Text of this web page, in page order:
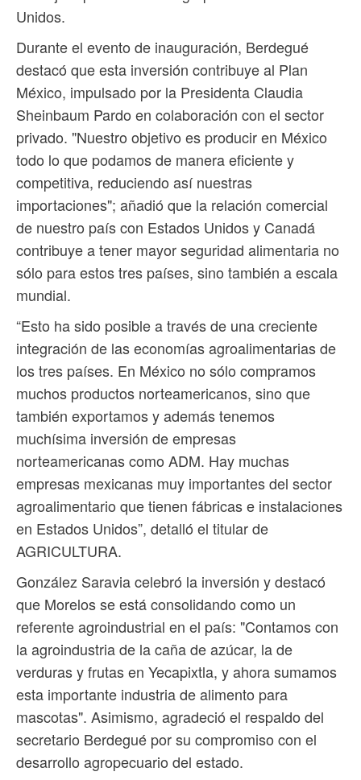
Unidos.
Durante el evento de inauguración, Berdegué
destacó que esta inversión contribuye al Plan
México, impulsado por la Presidenta Claudia
Sheinbaum Pardo en colaboración con el sector
privado. "Nuestro objetivo es producir en México
todo lo que podamos de manera eficiente y
competitiva, reduciendo así nuestras
importaciones"; añadió que la relación comercial
de nuestro país con Estados Unidos y Canadá
contribuye a tener mayor seguridad alimentaria no
sólo para estos tres países, sino también a escala
mundial.
“Esto ha sido posible a través de una creciente
integración de las economías agroalimentarias de
los tres países. En México no sólo compramos
muchos productos norteamericanos, sino que
también exportamos y además tenemos
muchísima inversión de empresas
norteamericanas como ADM. Hay muchas
empresas mexicanas muy importantes del sector
agroalimentario que tienen fábricas e instalaciones
en Estados Unidos”, detalló el titular de
AGRICULTURA.
González Saravia celebró la inversión y destacó
que Morelos se está consolidando como un
referente agroindustrial en el país: "Contamos con
la agroindustria de la caña de azúcar, la de
verduras y frutas en Yecapixtla, y ahora sumamos
esta importante industria de alimento para
mascotas". Asimismo, agradeció el respaldo del
secretario Berdegué por su compromiso con el
desarrollo agropecuario del estado.